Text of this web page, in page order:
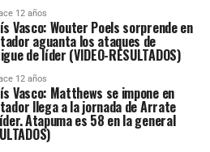
12 años
Vasco: Wouter Poels sorprende en
aguanta los ataques de
de líder (VIDEO-RESULTADOS)
12 años
Vasco: Matthews se impone en
llega a la jornada de Arrate
Atapuma es 58 en la general